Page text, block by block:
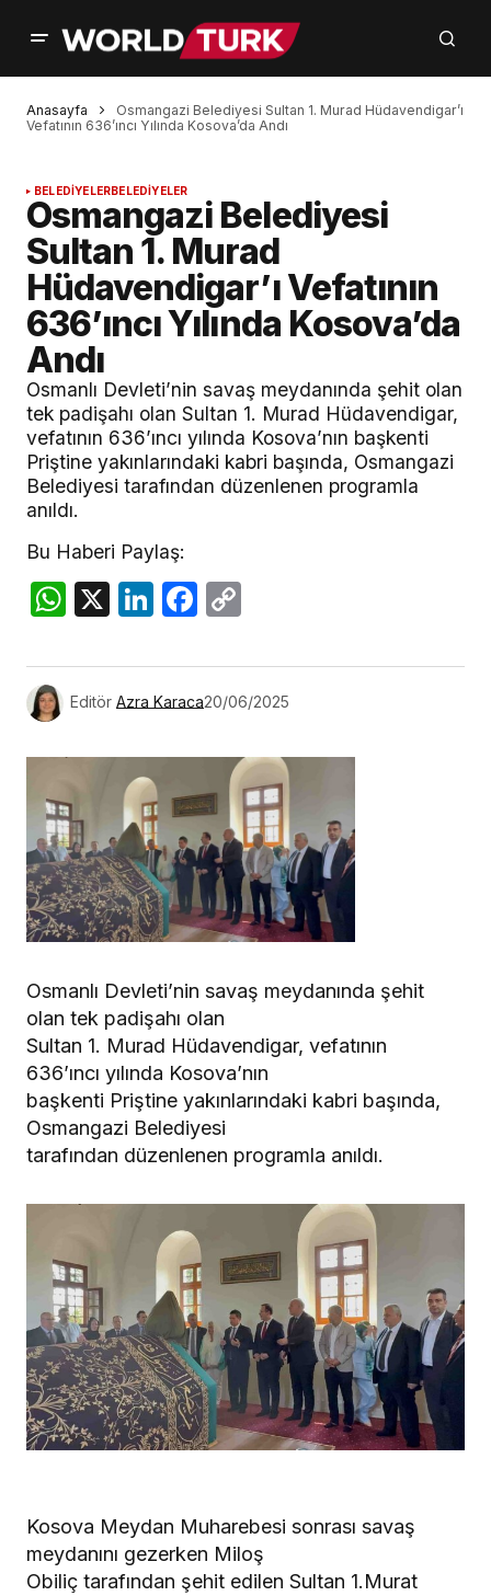
Anasayfa
Osmangazi Belediyesi Sultan 1. Murad Hüdavendigar’ı
Vefatının 636’ıncı Yılında Kosova’da Andı
BELEDİYELERBELEDİYELER
Osmangazi Belediyesi
Sultan 1. Murad
Hüdavendigar’ı Vefatının
636’ıncı Yılında Kosova’da
Andı
Osmanlı Devleti’nin savaş meydanında şehit olan
tek padişahı olan Sultan 1. Murad Hüdavendigar,
vefatının 636’ıncı yılında Kosova’nın başkenti
Priştine yakınlarındaki kabri başında, Osmangazi
Belediyesi tarafından düzenlenen programla
anıldı.
Bu Haberi Paylaş:
WhatsApp
X LinkedIn
Facebook
Editör Azra Karaca20/06/2025
Osmanlı Devleti’nin savaş meydanında şehit
olan tek padişahı olan
Sultan 1. Murad Hüdavendigar, vefatının
636’ıncı yılında Kosova’nın
başkenti Priştine yakınlarındaki kabri başında,
Osmangazi Belediyesi
tarafından düzenlenen programla anıldı.
Kosova Meydan Muharebesi sonrası savaş
meydanını gezerken Miloş
Obiliç tarafından şehit edilen Sultan 1.Murat